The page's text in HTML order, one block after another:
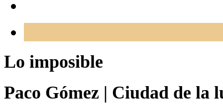
Lo imposible
Paco Gómez | Ciudad de la